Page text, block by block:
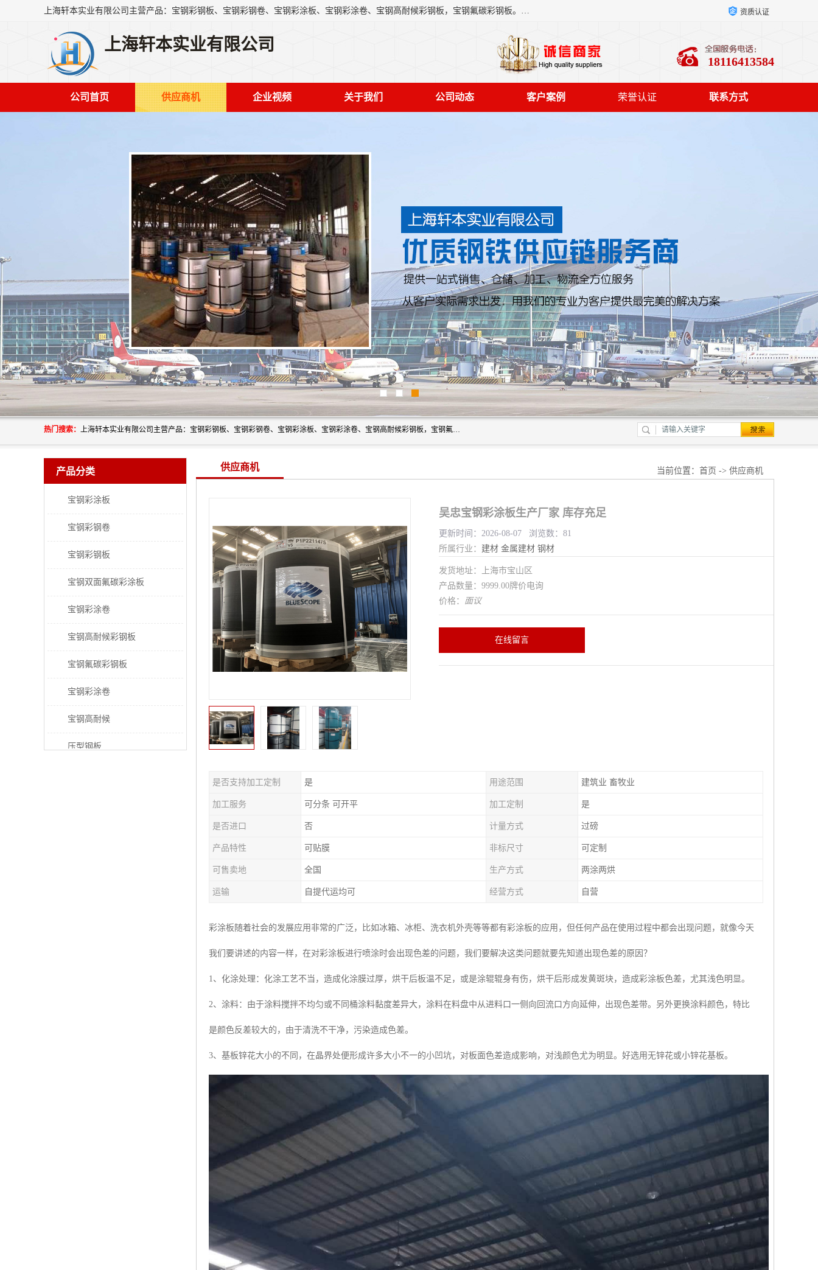
上海轩本实业有限公司主营产品：宝钢彩钢板、宝钢彩钢卷、宝钢彩涂板、宝钢彩涂卷、宝钢高耐候彩钢板，宝钢氟碳彩钢板。是一家集钢铁贸易，物流、加工为一体的产业全配套公司。 资质认证
上海轩本实业有限公司
18116413584
公司首页 供应商机 企业视频 关于我们 公司动态 客户案例 荣誉认证 联系方式
热门搜索： 上海轩本实业有限公司主营产品：宝钢彩钢板、宝钢彩钢卷、宝钢彩涂板、宝钢彩涂卷、宝钢高耐候彩钢板，宝钢氟碳彩钢板。是一家集钢铁贸易，物流、加工为一体的产业全配套公司。
产品分类
宝钢彩涂板
宝钢彩钢卷
宝钢彩钢板
宝钢双面氟碳彩涂板
宝钢彩涂卷
宝钢高耐候彩钢板
宝钢氟碳彩钢板
宝钢彩涂卷
宝钢高耐候
压型钢板
供应商机 当前位置： 首页 -> 供应商机
吴忠宝钢彩涂板生产厂家 库存充足
更新时间：2026-08-07 浏览数：81
所属行业： 建材 金属建材 钢材
发货地址：上海市宝山区
产品数量：9999.00牌价电询
价格： 面议
在线留言
是否支持加工定制 是 用途范围 建筑业 畜牧业
加工服务 可分条 可开平 加工定制 是
是否进口 否 计量方式 过磅
产品特性 可贴膜 非标尺寸 可定制
可售卖地 全国 生产方式 两涂两烘
运输 自提代运均可 经营方式 自营
彩涂板随着社会的发展应用非常的广泛，比如冰箱、冰柜、洗衣机外壳等等都有彩涂板的应用，但任何产品在使用过程中都会出现问题，就像今天
我们要讲述的内容一样，在对彩涂板进行喷涂时会出现色差的问题，我们要解决这类问题就要先知道出现色差的原因？
1、化涂处理：化涂工艺不当，造成化涂膜过厚，烘干后板温不足，或是涂辊辊身有伤，烘干后形成发黄斑块，造成彩涂板色差，尤其浅色明显。
2、涂料：由于涂料搅拌不均匀或不同桶涂料黏度差异大，涂料在料盘中从进料口一侧向回流口方向延伸，出现色差带。另外更换涂料颜色，特比
是颜色反差较大的，由于清洗不干净，污染造成色差。
3、基板锌花大小的不同，在晶界处便形成许多大小不一的小凹坑，对板面色差造成影响，对浅颜色尤为明显。好选用无锌花或小锌花基板。